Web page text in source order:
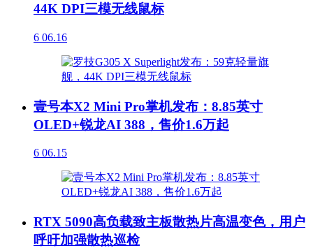
44K DPI三模无线鼠标
6 06.16
壹号本X2 Mini Pro掌机发布：8.85英寸
OLED+锐龙AI 388，售价1.6万起
6 06.15
RTX 5090高负载致主板散热片高温变色，用户
呼吁加强散热巡检